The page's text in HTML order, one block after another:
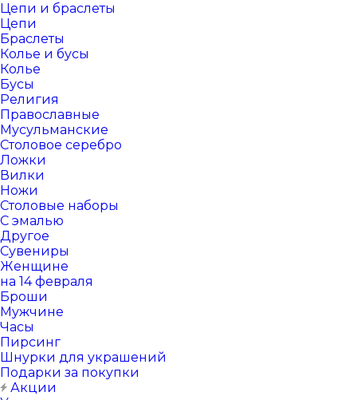
Цепи и браслеты
Цепи
Браслеты
Колье и бусы
Колье
Бусы
Религия
Православные
Мусульманские
Столовое серебро
Ложки
Вилки
Ножи
Столовые наборы
С эмалью
Другое
Сувениры
Женщине
на 14 февраля
Броши
Мужчине
Часы
Пирсинг
Шнурки для украшений
Подарки за покупки
Акции